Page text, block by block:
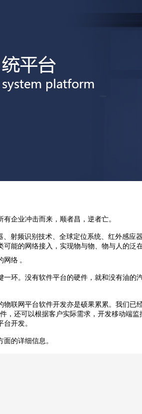
企业冲击而来，顺者昌，逆者亡。
、射频识别技术、全球定位系统、红外感
能的网络接入，实现物与物、物与人的
网络 。
环。没有软件平台的硬件，就和没有油
联网平台软件开发亦是硕果累累。我们
，还可以根据客户实际需求，开发移动端监
开发。
的详细信息。